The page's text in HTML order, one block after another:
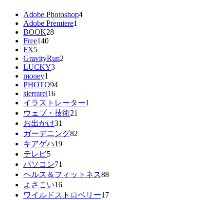
Adobe Photoshop4
Adobe Premiere1
BOOK28
Free140
FX5
GravityRun2
LUCKY3
money1
PHOTO94
sierrarei16
イラストレーター1
ウェブ・技術21
お出かけ31
ガーデニング82
キアゲハ19
テレビ5
パソコン71
ヘルス＆フィットネス88
よさこい16
ワイルドストロベリー17